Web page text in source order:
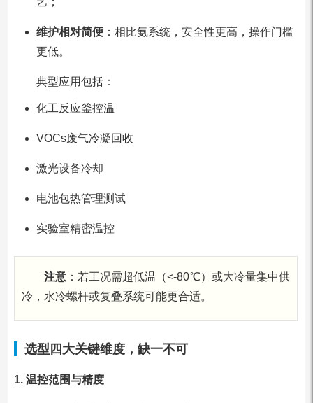
维护相对简便：相比氨系统，安全性更高，操作门槛
更低。
典型应用包括：
化工反应釜控温
VOCs废气冷凝回收
激光设备冷却
电池包热管理测试
实验室精密温控
注意 ：若工况需超低温（<-80℃）或大冷量集中供
冷，水冷螺杆或复叠系统可能更合适。
选型四大关键维度，缺一不可
1. 温控范围与精度